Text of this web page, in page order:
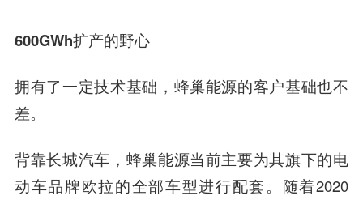
600GWh扩产的野心
拥有了一定技术基础，蜂巢能源的客户基础也不
差。
背靠长城汽车， 蜂巢能源当前主要为其旗下的电
动车品牌欧拉的全部车型进行配套。 随着2020